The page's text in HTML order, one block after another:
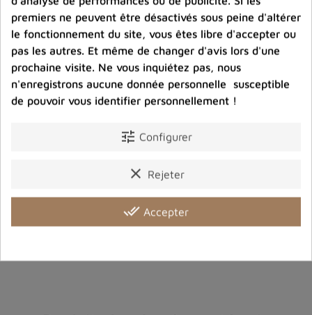
Port offert dès 80 € d’achat en France métropolitaine.
100 € pour la Belgique
Entreprise éco-responsable.
Bijoux argent fabriqués sans émission de gaz
premiers ne peuvent être désactivés sous peine d'altérer
le fonctionnement du site, vous êtes libre d'accepter ou
pas les autres. Et même de changer d'avis lors d'une
prochaine visite. Ne vous inquiétez pas, nous
n'enregistrons aucune donnée personnelle susceptible
de pouvoir vous identifier personnellement !
tune Configurer
clear Rejeter
done_all Accepter